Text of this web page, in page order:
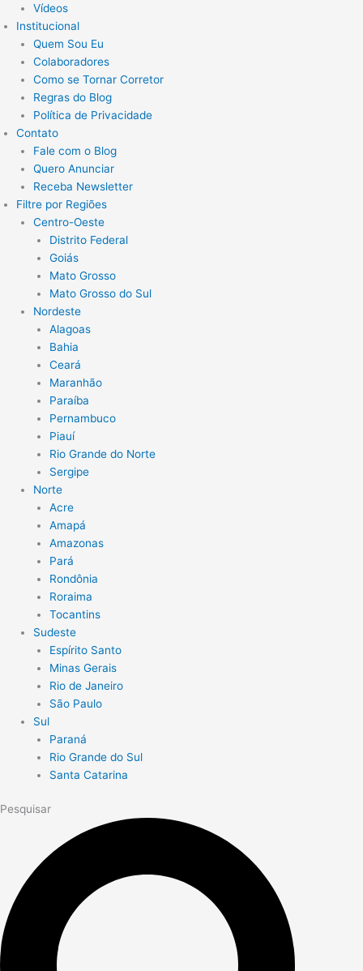
Vídeos
Institucional
Quem Sou Eu
Colaboradores
Como se Tornar Corretor
Regras do Blog
Política de Privacidade
Contato
Fale com o Blog
Quero Anunciar
Receba Newsletter
Filtre por Regiões
Centro-Oeste
Distrito Federal
Goiás
Mato Grosso
Mato Grosso do Sul
Nordeste
Alagoas
Bahia
Ceará
Maranhão
Paraíba
Pernambuco
Piauí
Rio Grande do Norte
Sergipe
Norte
Acre
Amapá
Amazonas
Pará
Rondônia
Roraima
Tocantins
Sudeste
Espírito Santo
Minas Gerais
Rio de Janeiro
São Paulo
Sul
Paraná
Rio Grande do Sul
Santa Catarina
Pesquisar